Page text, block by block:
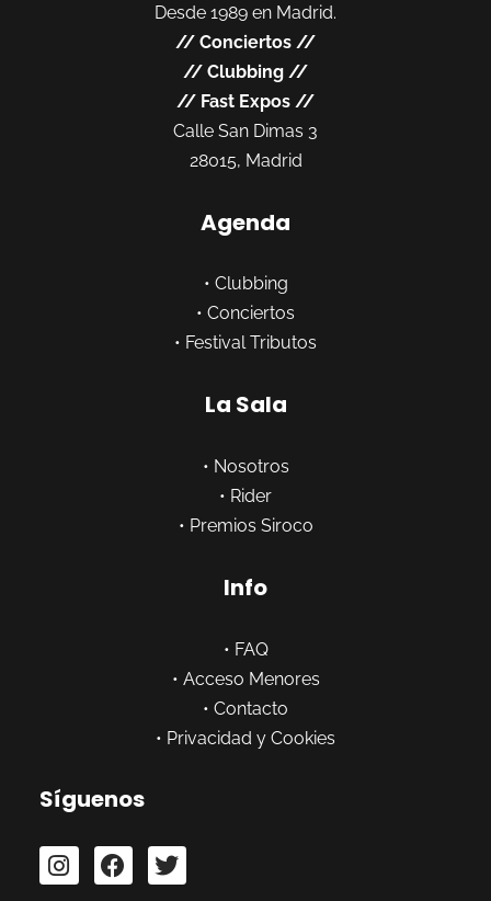
Desde 1989 en Madrid.
// Conciertos //
// Clubbing //
// Fast Expos //
Calle San Dimas 3
28015, Madrid
Agenda
• Clubbing
• Conciertos
• Festival Tributos
La Sala
• Nosotros
• Rider
• Premios Siroco
Info
• FAQ
• Acceso Menores
• Contacto
• Privacidad y Cookies
Síguenos